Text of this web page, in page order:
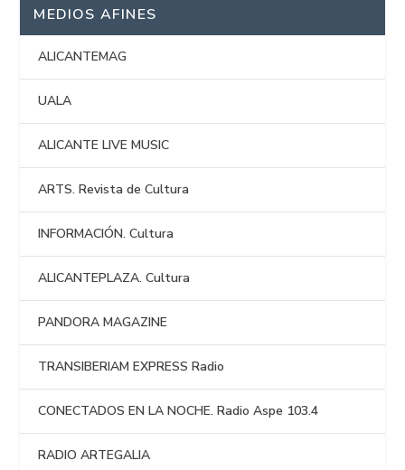
MEDIOS AFINES
ALICANTEMAG
UALA
ALICANTE LIVE MUSIC
ARTS. Revista de Cultura
INFORMACIÓN. Cultura
ALICANTEPLAZA. Cultura
PANDORA MAGAZINE
TRANSIBERIAM EXPRESS Radio
CONECTADOS EN LA NOCHE. Radio Aspe 103.4
RADIO ARTEGALIA